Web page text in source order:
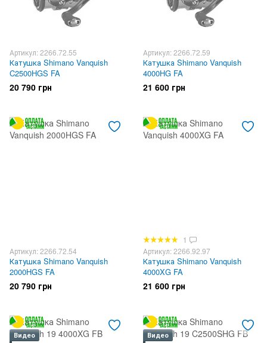
Артикул: 2266.72.55
Катушка Shimano Vanquish
C2500HGS FA
20 790 грн
Артикул: 2266.72.59
Катушка Shimano Vanquish
4000HG FA
21 600 грн
Артикул: 2266.72.54
Катушка Shimano Vanquish
2000HGS FA
20 790 грн
1
Артикул: 2266.92.97
Катушка Shimano Vanquish
4000XG FA
21 600 грн
Видео Видео